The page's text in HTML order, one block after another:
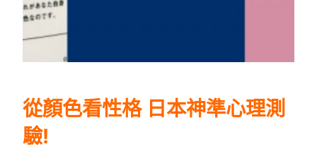
從顏色看性格 日本神準心理測
驗!